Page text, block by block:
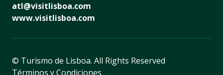
atl@visitlisboa.com
www.visitlisboa.com
© Turismo de Lisboa. All Rights Reserved
Términos y Condiciones